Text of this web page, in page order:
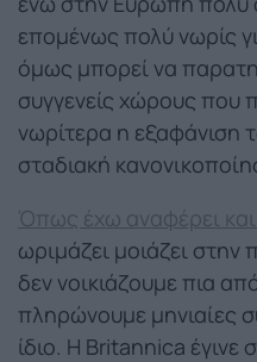
επομένως πολύ νωρίς
όμως μπορεί να
συγγενείς χώρους που
νωρίτερα η εξαφάνιση
σταδιακή
Όπως έχω αναφέρει
ωριμάζει μοιάζει στην
δεν νοικιάζουμε πια
πληρώνουμε μηνιαίες
ίδιο. Η Britannica